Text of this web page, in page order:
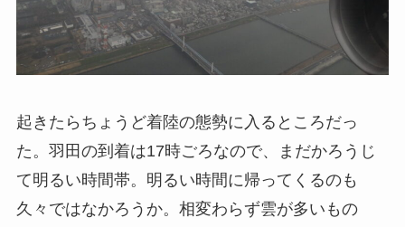
起きたらちょうど着陸の態勢に入るところだっ
た。羽田の到着は17時ごろなので、まだかろうじ
て明るい時間帯。明るい時間に帰ってくるのも
久々ではなかろうか。相変わらず雲が多いもの